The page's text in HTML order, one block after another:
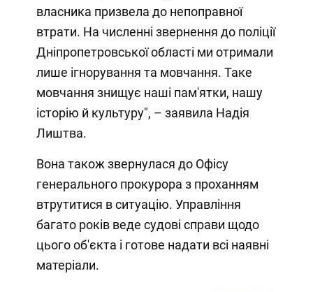
власника призвела до непоправної
втрати. На численні звернення до поліції
Дніпропетровської області ми отримали
лише ігнорування та мовчання. Таке
мовчання знищує наші пам'ятки, нашу
історію й культуру", – заявила Надія
Лиштва.
Вона також звернулася до Офісу
генерального прокурора з проханням
втрутитися в ситуацію. Управління
багато років веде судові справи щодо
цього об'єкта і готове надати всі наявні
матеріали.